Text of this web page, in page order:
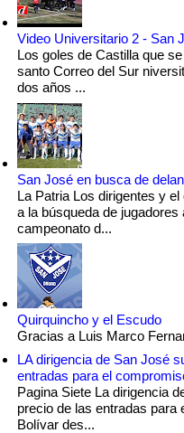
Video Universitario 2 - San
Los goles de Castilla que
santo Correo del Sur
dos años ...
San José en busca de
La Patria Los dirigentes y
a la búsqueda de
campeonato d...
Quirquincho y el Escudo
Gracias a Luis Marco
LA dirigencia de San José
entradas para el
Pagina Siete La dirigencia
precio de las entradas para
Bolívar des...